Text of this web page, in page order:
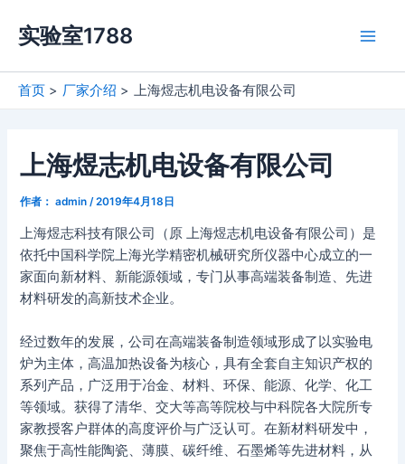
容
实验室1788
首页 厂家介绍 上海煜志机电设备有限公司
上海煜志机电设备有限公司
作者： admin /2019年4月18日
上海煜志科技有限公司（原 上海煜志机电设备有限公司）是
依托中国科学院上海光学精密机械研究所仪器中心成立的一
家面向新材料、新能源领域，专门从事高端装备制造、先进
材料研发的高新技术企业。
经过数年的发展，公司在高端装备制造领域形成了以实验电
炉为主体，高温加热设备为核心，具有全套自主知识产权的
系列产品，广泛用于冶金、材料、环保、能源、化学、化工
等领域。获得了清华、交大等高等院校与中科院各大院所专
家教授客户群体的高度评价与广泛认可。在新材料研发中，
聚焦于高性能陶瓷、薄膜、碳纤维、石墨烯等先进材料，从